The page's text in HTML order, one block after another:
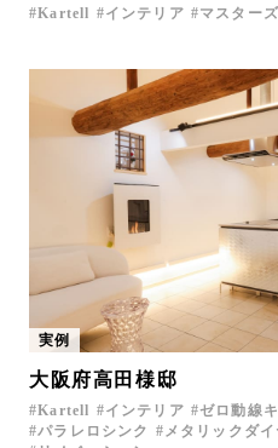
Kartell インテリア マスターズ
実例
大阪府高田様邸
Kartell インテリア ゼロ動線
パラレロシンク
メタリックダ